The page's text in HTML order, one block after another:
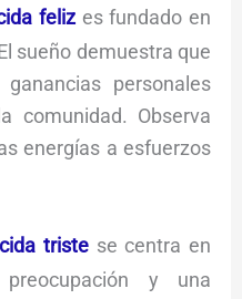
felizes fundado en
sueño demuestra que
personales
comunidad. Observa
energías a esfuerzos
tristese centra en
y una